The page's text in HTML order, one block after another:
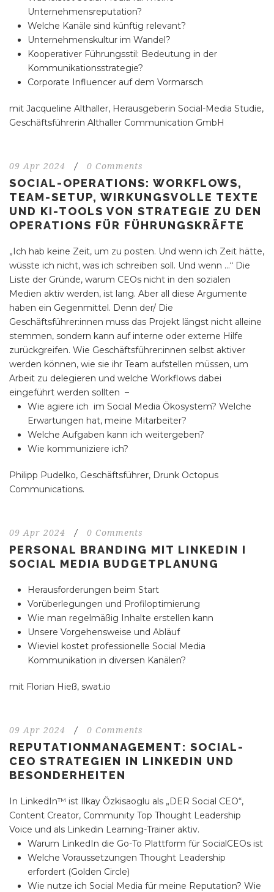
Unternehmensreputation?
Welche Kanäle sind künftig relevant?
Unternehmenskultur im Wandel?
Kooperativer Führungsstil: Bedeutung in der
Kommunikationsstrategie?
Corporate Influencer auf dem Vormarsch
mit Jacqueline Althaller, Herausgeberin Social-Media Studie,
Geschäftsführerin Althaller Communication GmbH
09 Apr 2024 / 0 Comments
SOCIAL-OPERATIONS: WORKFLOWS,
TEAM-SETUP, WIRKUNGSVOLLE TEXTE
UND KI-TOOLS VON STRATEGIE ZU DEN
OPERATIONS FÜR FÜHRUNGSKRÄFTE
„Ich hab keine Zeit, um zu posten. Und wenn ich Zeit hätte,
wüsste ich nicht, was ich schreiben soll. Und wenn …“ Die
Liste der Gründe, warum CEOs nicht in den sozialen
Medien aktiv werden, ist lang. Aber all diese Argumente
haben ein Gegenmittel. Denn der/ Die
Geschäftsführer:innen muss das Projekt längst nicht alleine
stemmen, sondern kann auf interne oder externe Hilfe
zurückgreifen. Wie Geschäftsführer:innen selbst aktiver
werden können, wie sie ihr Team aufstellen müssen, um
Arbeit zu delegieren und welche Workflows dabei
eingeführt werden sollten –
Wie agiere ich im Social Media Ökosystem? Welche
Erwartungen hat, meine Mitarbeiter?
Welche Aufgaben kann ich weitergeben?
Wie kommuniziere ich?
Philipp Pudelko, Geschäftsführer, Drunk Octopus
Communications.
09 Apr 2024 / 0 Comments
PERSONAL BRANDING MIT LINKEDIN I
SOCIAL MEDIA BUDGETPLANUNG
Herausforderungen beim Start
Vorüberlegungen und Profiloptimierung
Wie man regelmäßig Inhalte erstellen kann
Unsere Vorgehensweise und Abläuf
Wieviel kostet professionelle Social Media
Kommunikation in diversen Kanälen?
mit Florian Hieß, swat.io
09 Apr 2024 / 0 Comments
REPUTATIONMANAGEMENT: SOCIAL-
CEO STRATEGIEN IN LINKEDIN UND
BESONDERHEITEN
In LinkedIn™ ist Ilkay Özkisaoglu als „DER Social CEO“,
Content Creator, Community Top Thought Leadership
Voice und als Linkedin Learning-Trainer aktiv.
Warum LinkedIn die Go-To Plattform für SocialCEOs ist
Welche Voraussetzungen Thought Leadership
erfordert (Golden Circle)
Wie nutze ich Social Media für meine Reputation? Wie